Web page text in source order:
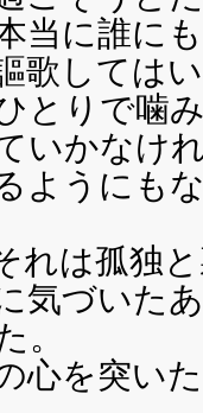
当に誰に
歌しては
とりで噛
いかなけ
ようにも
は孤独
気づいた
。
心を突い